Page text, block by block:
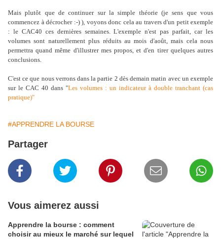
Mais plutôt que de continuer sur la simple théorie (je sens que vous
commencez à décrocher :-) ), voyons donc cela au travers d'un petit exemple
: le CAC40 ces dernières semaines. L'exemple n'est pas parfait, car les
volumes sont naturellement plus réduits au mois d'août, mais cela nous
permettra quand même d'illustrer mes propos, et d'en tirer quelques autres
conclusions.
C'est ce que nous verrons dans la partie 2 dès demain matin avec un exemple
sur le CAC 40 dans "Les volumes : un indicateur à double tranchant (cas
pratique)"
#APPRENDRE LA BOURSE
Partager
Vous aimerez aussi
Apprendre la bourse : comment
choisir au mieux le marché sur lequel